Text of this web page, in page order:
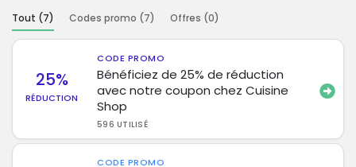
Tout (7) Codes promo (7) Offres (0)
25%
RÉDUCTION
CODE PROMO
Bénéficiez de 25% de réduction
avec notre coupon chez Cuisine
Shop
596 UTILISÉ
CODE PROMO